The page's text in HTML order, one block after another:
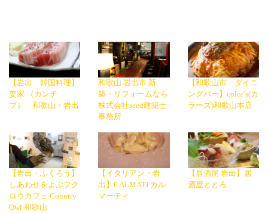
【岩出 韓国料理】
姜家 （カンチ
プ） 和歌山・岩出
和歌山 岩出市 新
築・リフォームなら
株式会社seed建築士
事務所
【和歌山市 ダイニ
ングバー】color’s(カ
ラーズ)和歌山本店
【岩出・ふくろう】
しあわせをよぶフク
ロウカフェ Country
Owl 和歌山
【イタリアン・岩
出】CALMATI カル
マーティ
【居酒屋 岩出】居
酒屋ととろ